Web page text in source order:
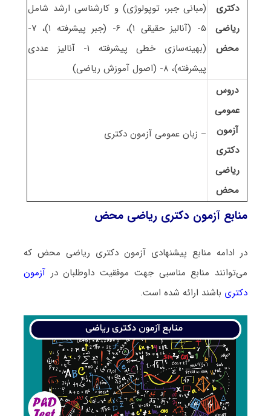
دکتری
ریاضی
محض
(مبانی جبر، توپولوژی) و کارشناسی ارشد شامل
۵- (آنالیز حقیقی ۱)، ۶- (جبر پیشرفته ۱)، ۷-
(بهینه‌سازی خطی پیشرفته ۱- آنالیز عددی
پیشرفته)، ۸- (اصول آموزش ریاضی)
دروس
عمومی
آزمون
دکتری
ریاضی
محض
– زبان عمومی آزمون دکتری
منابع آزمون دکتری ریاضی محض
در ادامه منابع پیشنهادی آزمون دکتری ریاضی محض که
می‌توانند منابع مناسبی جهت موفقیت داوطلبان درآزمون
دکتری باشند ارائه شده است.